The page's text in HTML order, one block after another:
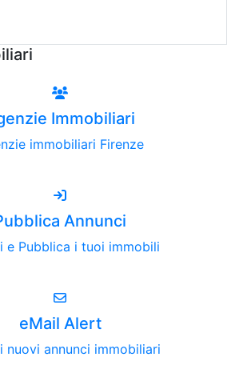
Immobiliari
immobiliari Firenze
Annunci
e Pubblica i tuoi immobili
eMail Alert
nuovi annunci immobiliari